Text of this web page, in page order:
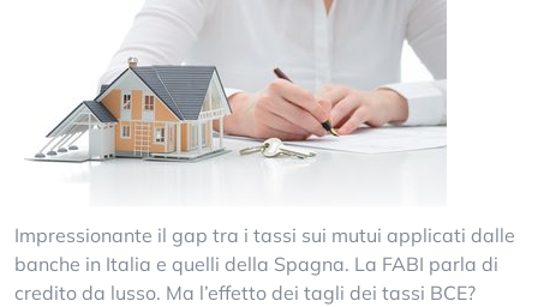
Impressionante il gap tra i tassi sui mutui applicati dalle
banche in Italia e quelli della Spagna. La FABI parla di
credito da lusso. Ma l’effetto dei tagli dei tassi BCE?